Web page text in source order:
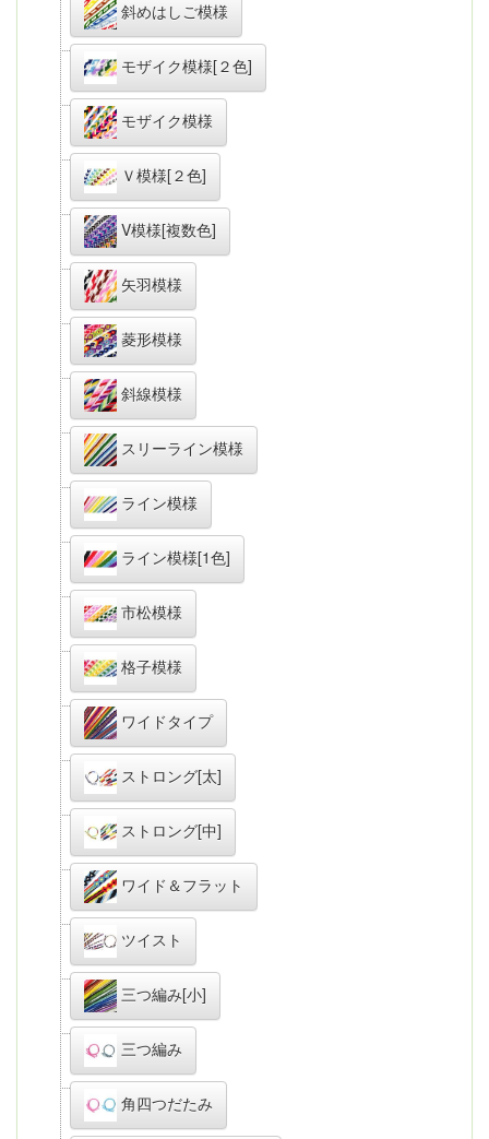
斜めはしご模様
モザイク模様[２色]
モザイク模様
Ｖ模様[２色]
V模様[複数色]
矢羽模様
菱形模様
斜線模様
スリーライン模様
ライン模様
ライン模様[1色]
市松模様
格子模様
ワイドタイプ
ストロング[太]
ストロング[中]
ワイド＆フラット
ツイスト
三つ編み[小]
三つ編み
角四つだたみ